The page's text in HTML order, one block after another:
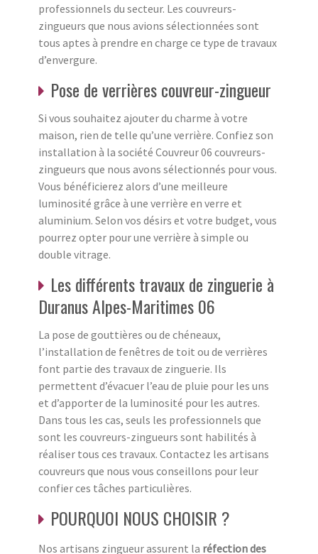
professionnels du secteur. Les couvreurs-
zingueurs que nous avions sélectionnées sont
tous aptes à prendre en charge ce type de travaux
d’envergure.
Pose de verrières couvreur-zingueur
Si vous souhaitez ajouter du charme à votre
maison, rien de telle qu’une verrière. Confiez son
installation à la société Couvreur 06 couvreurs-
zingueurs que nous avons sélectionnés pour vous.
Vous bénéficierez alors d’une meilleure
luminosité grâce à une verrière en verre et
aluminium. Selon vos désirs et votre budget, vous
pourrez opter pour une verrière à simple ou
double vitrage.
Les différents travaux de zinguerie à
Duranus Alpes-Maritimes 06
La pose de gouttières ou de chéneaux,
l’installation de fenêtres de toit ou de verrières
font partie des travaux de zinguerie. Ils
permettent d’évacuer l’eau de pluie pour les uns
et d’apporter de la luminosité pour les autres.
Dans tous les cas, seuls les professionnels que
sont les couvreurs-zingueurs sont habilités à
réaliser tous ces travaux. Contactez les artisans
couvreurs que nous vous conseillons pour leur
confier ces tâches particulières.
POURQUOI NOUS CHOISIR ?
Nos artisans zingueur assurent la réfection des